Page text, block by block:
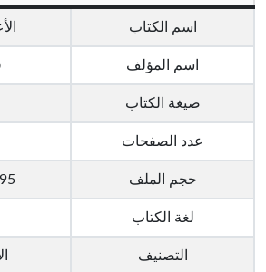
اسم الكتاب
اسم المؤلف
صيغة الكتاب
عدد الصفحات
حجم الملف 8.95
لغة الكتاب
التصنيف